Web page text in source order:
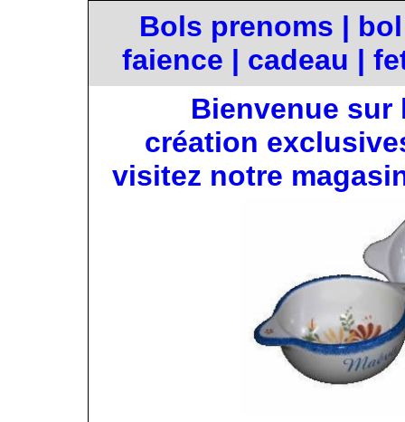
Bols prenoms |
faience | cadeau |
Bienvenue sur
création
visitez notre